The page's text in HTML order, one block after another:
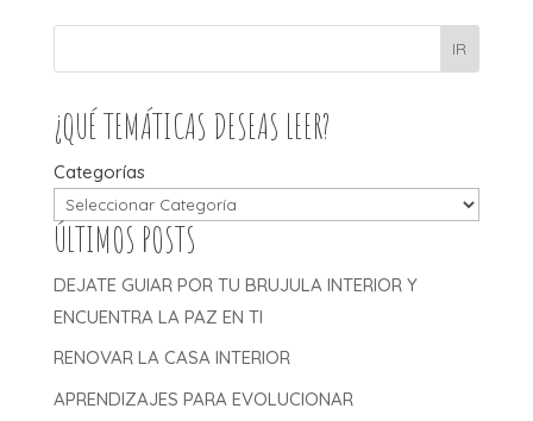
IR
¿QUÉ TEMÁTICAS DESEAS LEER?
Categorías
ÚLTIMOS POSTS
DEJATE GUIAR POR TU BRUJULA INTERIOR Y
ENCUENTRA LA PAZ EN TI
RENOVAR LA CASA INTERIOR
APRENDIZAJES PARA EVOLUCIONAR